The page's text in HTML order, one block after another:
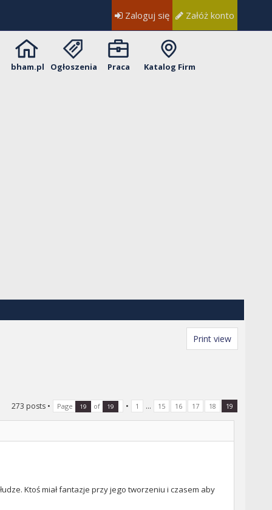
Zaloguj się Załóż konto
bham.pl Ogłoszenia Praca Katalog Firm
Print view
273 posts • Page 19 of 19 • 1 ... 15 16 17 18 19
Ktoś miał fantazje przy jego tworzeniu i czasem aby